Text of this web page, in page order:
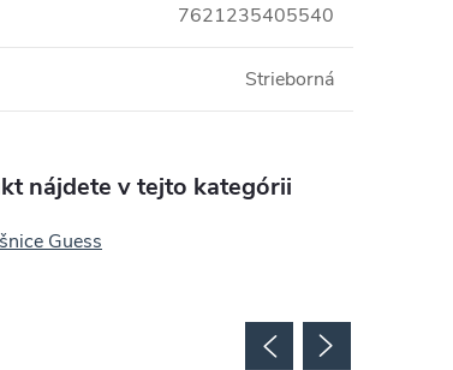
7621235405540
Strieborná
nájdete v tejto kategórii
Guess